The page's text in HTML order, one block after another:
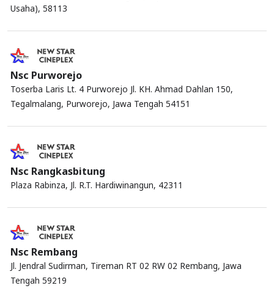
Usaha), 58113
Nsc Purworejo
Toserba Laris Lt. 4 Purworejo Jl. KH. Ahmad Dahlan 150,
Tegalmalang, Purworejo, Jawa Tengah 54151
Nsc Rangkasbitung
Plaza Rabinza, Jl. R.T. Hardiwinangun, 42311
Nsc Rembang
Jl. Jendral Sudirman, Tireman RT 02 RW 02 Rembang, Jawa
Tengah 59219